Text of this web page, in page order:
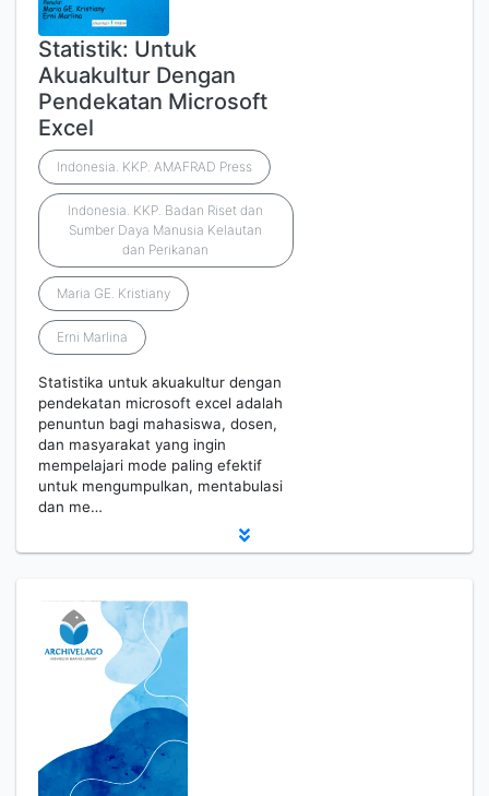
Statistik: Untuk
Akuakultur Dengan
Pendekatan Microsoft
Excel
Indonesia. KKP. AMAFRAD Press
Indonesia. KKP. Badan Riset dan
Sumber Daya Manusia Kelautan
dan Perikanan
Maria GE. Kristiany
Erni Marlina
Statistika untuk akuakultur dengan
pendekatan microsoft excel adalah
penuntun bagi mahasiswa, dosen,
dan masyarakat yang ingin
mempelajari mode paling efektif
untuk mengumpulkan, mentabulasi
dan me…